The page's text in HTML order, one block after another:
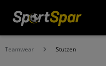
Teamwear Stutzen